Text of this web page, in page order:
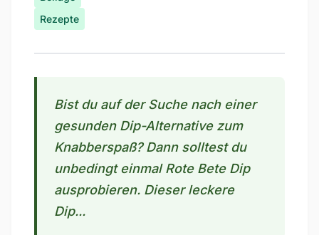
Rezepte
Bist du auf der Suche nach einer
gesunden Dip-Alternative zum
Knabberspaß? Dann solltest du
unbedingt einmal Rote Bete Dip
ausprobieren. Dieser leckere
Dip...